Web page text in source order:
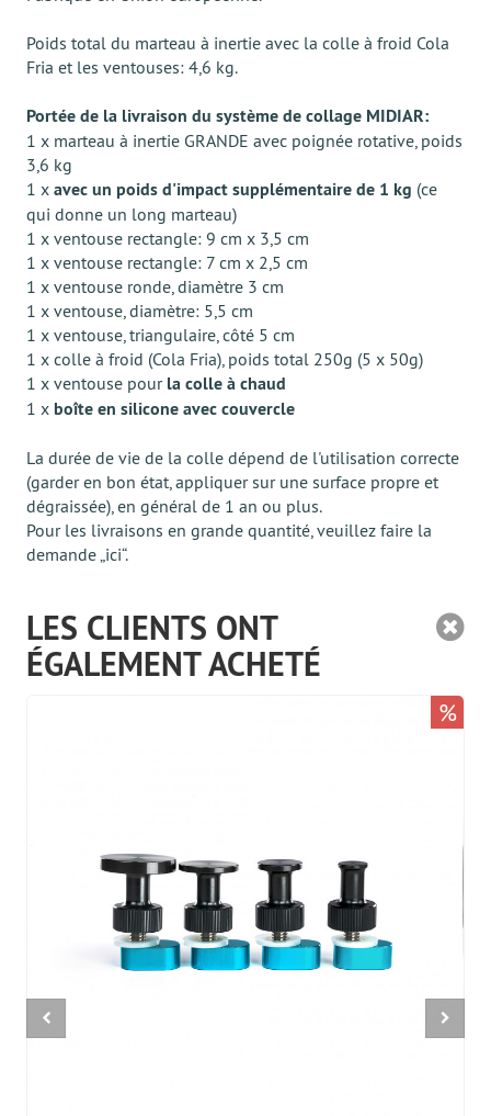
Poids total du marteau à inertie avec la colle à froid Cola
Fria et les ventouses: 4,6 kg.
Portée de la livraison du système de collage MIDIAR:
1 x marteau à inertie GRANDE avec poignée rotative, poids
3,6 kg
1 x avec un poids d'impact supplémentaire de 1 kg (ce
qui donne un long marteau)
1 x ventouse rectangle: 9 cm x 3,5 cm
1 x ventouse rectangle: 7 cm x 2,5 cm
1 x ventouse ronde, diamètre 3 cm
1 x ventouse, diamètre: 5,5 cm
1 x ventouse, triangulaire, côté 5 cm
1 x colle à froid (Cola Fria), poids total 250g (5 x 50g)
1 х ventouse pour la colle à chaud
1 x boîte en silicone avec couvercle
La durée de vie de la colle dépend de l'utilisation correcte
(garder en bon état, appliquer sur une surface propre et
dégraissée), en général de 1 an ou plus.
Pour les livraisons en grande quantité, veuillez faire la
demande „ici“.
LES CLIENTS ONT
ÉGALEMENT ACHETÉ
%